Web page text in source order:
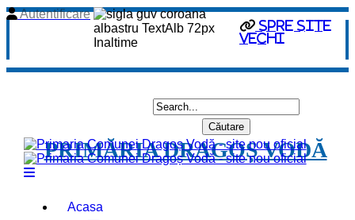
spre site
vechi
Autentificare
PRIMĂRIA DRAGOȘ VODĂ
Acasa